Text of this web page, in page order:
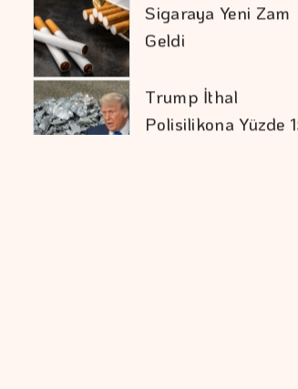
Polisilikona Yüzde 15
Tarife Uygulayacak